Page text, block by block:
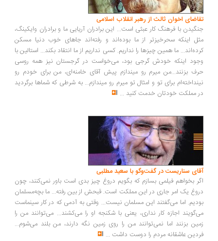
اخوان ثالث از رهبر انقلاب اسلامی
با فرهنگ کار عبثی است... این برادران آریایی ما و برادران وایکینگ،
اینکه سحرخیزتر از ما بوده‌اند و رفته‌اند جاهای خوب دنیا مسکن
ما همین چیزها را نداریم. کسی نداریم از ما انتقاد بکند... استالین با
اینکه خودش گرجی بود، می‌خواست در گرجستان نیز همه روسی
بزنند...من میرم رو میندازم پیش آقای خامنه‌ای، من برای خودم رو
برای تو و امثال تو میرم رو میندازم... به شرطی که شماها برگردید
مملکت خودتان خدمت کنید...
سناریست در گفت‌وگو با سعید مطلبی
بخواهم فیلمی بسازم که بگویم دروغ چیز بدی است باور نمی‌کنند، چون
یک امر جاری در این مملکت است. قبحش از بین رفته... ما بچه‌مسلمان
اما می‌گفتند این مسلمان نیست... وقتی به آدمی که در کار سینماست
اجازه کار نداری، یعنی با شکنجه او را می‌کشند... می‌توانند من را
بزنند اما نمی‌توانند من را روی زمین نگه دارند، من بلند می‌شوم...
عاشقانه مردم را دوست داشت ...